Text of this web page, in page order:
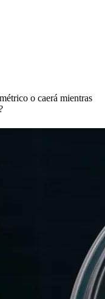
o caerá mientras